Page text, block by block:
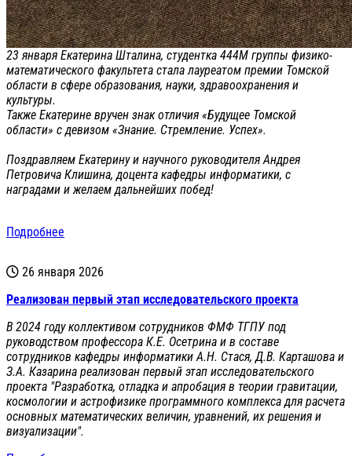
23 января Екатерина Шталина, студентка 444М группы физико-
математического факультета стала лауреатом премии Томской
области в сфере образования, науки, здравоохранения и
культуры.
Также Екатерине вручен знак отличия «Будущее Томской
области» с девизом «Знание. Стремление. Успех».
Поздравляем Екатерину и научного руководителя Андрея
Петровича Клишина, доцента кафедры информатики, с
наградами и желаем дальнейших побед!
Подробнее
26 января 2026
Реализован первый этап исследовательского проекта
В 2024 году коллективом сотрудников ФМФ ТГПУ под
руководством профессора К.Е. Осетрина и в составе
сотрудников кафедры информатики А.Н. Стася, Д.В. Карташова и
З.А. Казарина реализован первый этап исследовательского
проекта "Разработка, отладка и апробация в теории гравитации,
космологии и астрофизике программного комплекса для расчета
основных математических величин, уравнений, их решения и
визуализации".